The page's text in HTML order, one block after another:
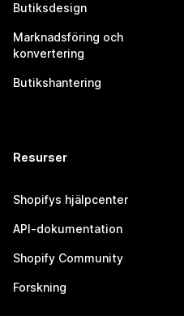
Butiksdesign
Marknadsföring och
konvertering
Butikshantering
Resurser
Shopifys hjälpcenter
API-dokumentation
Shopify Community
Forskning